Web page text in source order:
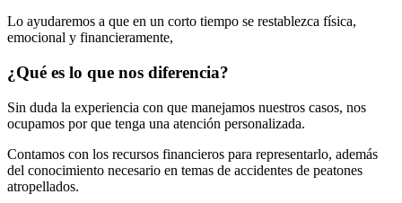
Lo ayudaremos a que en un corto tiempo se restablezca física,
emocional y financieramente,
¿Qué es lo que nos diferencia?
Sin duda la experiencia con que manejamos nuestros casos, nos
ocupamos por que tenga una atención personalizada.
Contamos con los recursos financieros para representarlo, además
del conocimiento necesario en temas de accidentes de peatones
atropellados.